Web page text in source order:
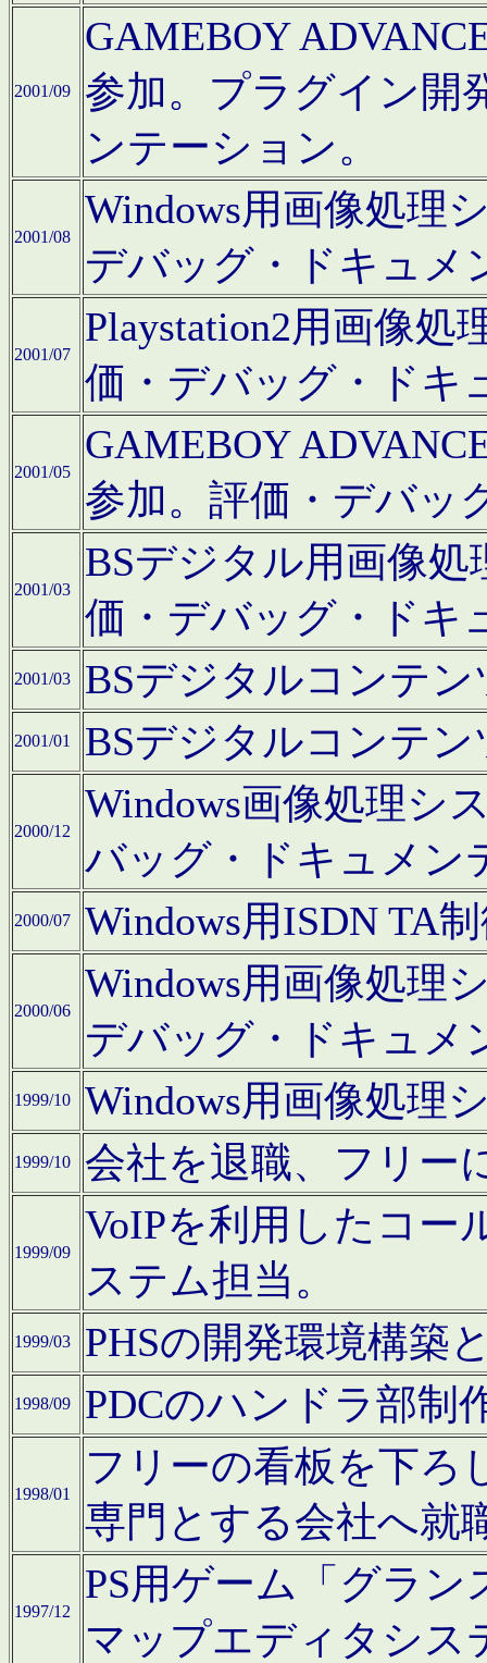
2001/09
GAMEBOY
参加。プラグイン開
ンテーション。
2001/08
Windows用画像処理
デバッグ・ドキュメ
2001/07
Playstation2用画像
価・デバッグ・ドキ
2001/05
GAMEBOY
参加。評価・デバッ
2001/03
BSデジタル用画像
価・デバッグ・ドキ
2001/03 BSデジタルコンテ
2001/01 BSデジタルコンテ
2000/12
Windows画像処理シ
バッグ・ドキュメン
2000/07 Windows用ISDN TA
2000/06
Windows用画像処理
デバッグ・ドキュメ
1999/10 Windows用画像処理
1999/10 会社を退職、フリー
1999/09
VoIPを利用したコー
ステム担当。
1999/03 PHSの開発環境構築
1998/09 PDCのハンドラ部制
1998/01
フリーの看板を下ろ
専門とする会社へ就
1997/12
PS用ゲーム「グラン
マップエディタシス